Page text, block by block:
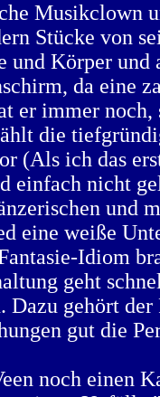
Musikclown
Stücke von
und Körper
da eine
er immer
die
(Als ich das
einfach nicht
und
eine weiße
Idiom
geht
Dazu gehört
gut die
noch einen